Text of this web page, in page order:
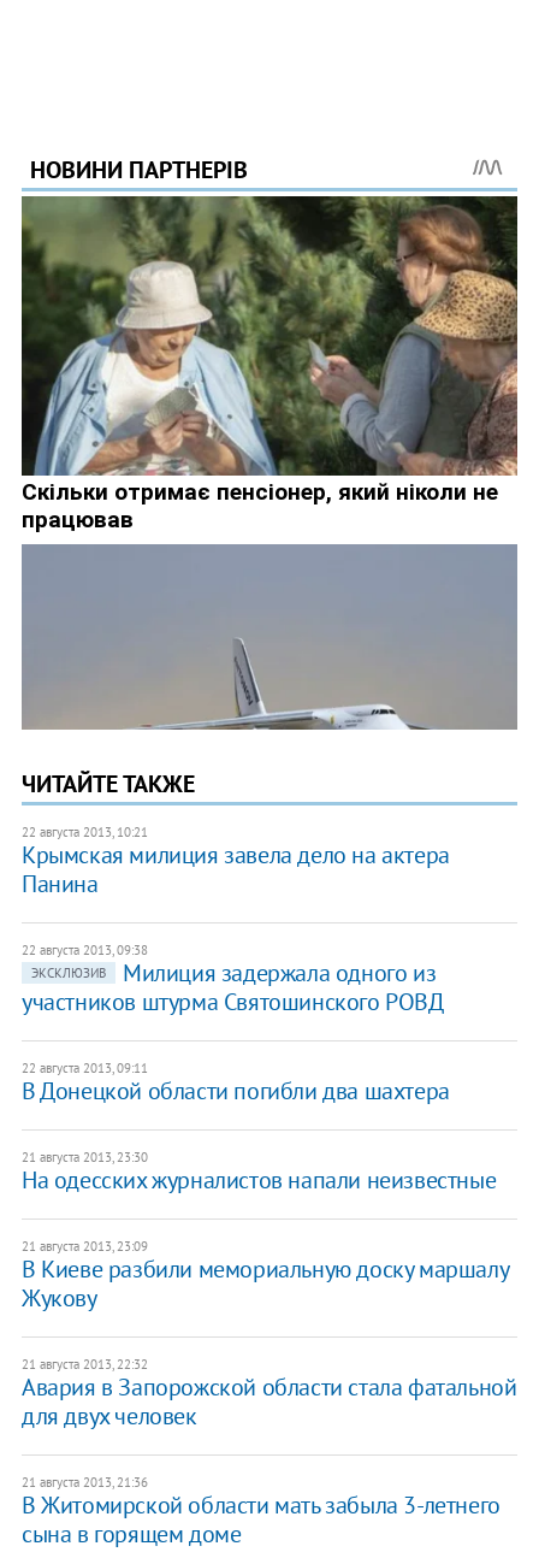
ЧИТАЙТЕ ТАКЖЕ
22 августа 2013, 10:21
Крымская милиция завела дело на актера
Панина
22 августа 2013, 09:38
ЭКСКЛЮЗИВ
Милиция задержала одного из
участников штурма Святошинского РОВД
22 августа 2013, 09:11
В Донецкой области погибли два шахтера
21 августа 2013, 23:30
На одесских журналистов напали неизвестные
21 августа 2013, 23:09
В Киеве разбили мемориальную доску маршалу
Жукову
21 августа 2013, 22:32
Авария в Запорожской области стала фатальной
для двух человек
21 августа 2013, 21:36
В Житомирской области мать забыла 3-летнего
сына в горящем доме